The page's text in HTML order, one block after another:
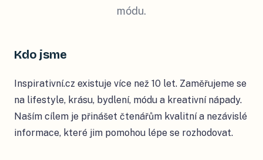
módu.
Kdo jsme
Inspirativní.cz existuje více než 10 let. Zaměřujeme se
na lifestyle, krásu, bydlení, módu a kreativní nápady.
Naším cílem je přinášet čtenářům kvalitní a nezávislé
informace, které jim pomohou lépe se rozhodovat.